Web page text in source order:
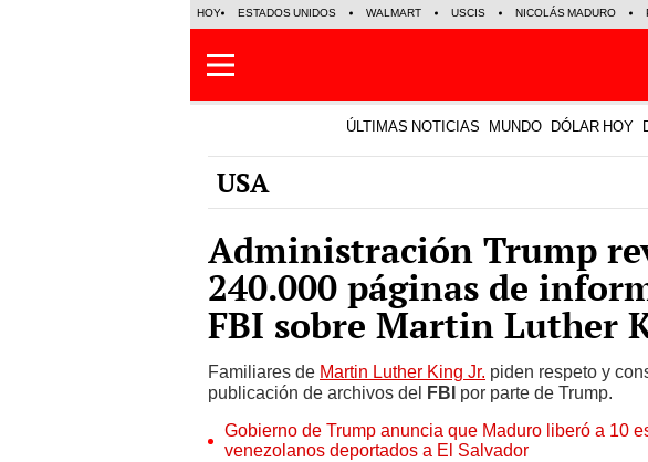
HOY ESTADOS UNIDOS WALMART USCIS NICOLÁS MADURO
ÚLTIMAS NOTICIAS MUNDO DÓLAR HOY
USA
Administración Trump
240.000 páginas de
FBI sobre Martin Luther
Familiares de Martin Luther King Jr. piden respeto y
publicación de archivos del FBI por parte de Trump.
Gobierno de Trump anuncia que Maduro liberó a 10
venezolanos deportados a El Salvador